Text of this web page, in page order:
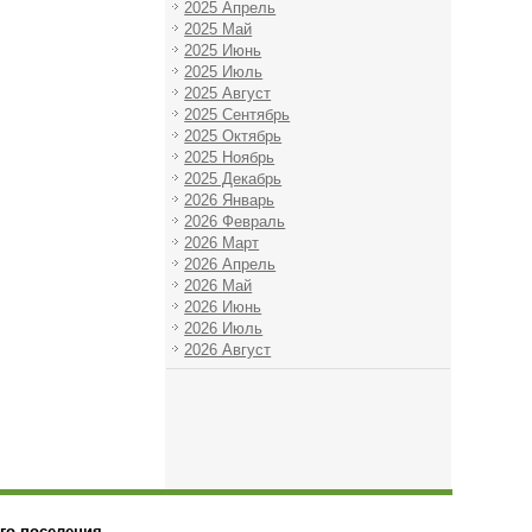
2025 Апрель
2025 Май
2025 Июнь
2025 Июль
2025 Август
2025 Сентябрь
2025 Октябрь
2025 Ноябрь
2025 Декабрь
2026 Январь
2026 Февраль
2026 Март
2026 Апрель
2026 Май
2026 Июнь
2026 Июль
2026 Август